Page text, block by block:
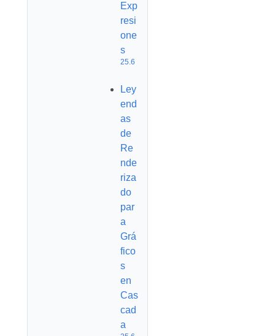
Exp
resi
one
s
25.6
Ley
end
as
de
Re
nde
riza
do
par
a
Grá
fico
s
en
Cas
cad
a